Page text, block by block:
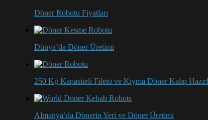
Döner Robotu Fiyatları
Dünya’da Döner Üretimi
250 Kg Kapasiteli Fileto ve Kıyma Döner Kalıp
Almanya’da Dönerin Yeri ve Döner Üretimi